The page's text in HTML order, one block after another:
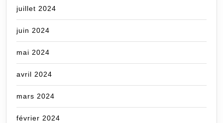
juillet 2024
juin 2024
mai 2024
avril 2024
mars 2024
février 2024